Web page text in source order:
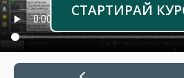
СТАРТИРАЙ